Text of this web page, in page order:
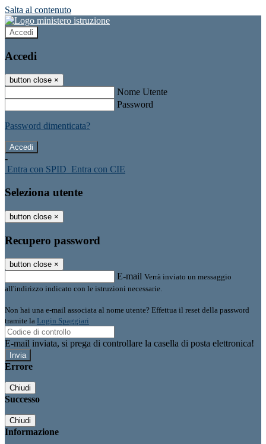
Salta al contenuto
Accedi
Accedi
button close ×
Nome Utente
Password
Password dimenticata?
-
Entra con SPID Entra con CIE
Seleziona utente
button close ×
Recupero password
button close ×
E-mail Verrà inviato un messaggio
all'indirizzo indicato con le istruzioni necessarie.
Non hai una e-mail associata al nome utente? Effettua il reset della password
tramite la Login Spaggiari
E-mail inviata, si prega di controllare la casella di posta elettronica!
Errore
Chiudi
Successo
Chiudi
Informazione